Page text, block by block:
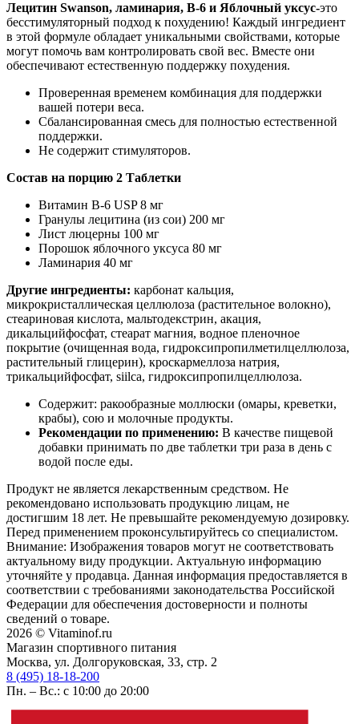
Лецитин Swanson, ламинария, B-6 и Яблочный уксус-это
бесстимуляторный подход к похудению! Каждый ингредиент
в этой формуле обладает уникальными свойствами, которые
могут помочь вам контролировать свой вес. Вместе они
обеспечивают естественную поддержку похудения.
Проверенная временем комбинация для поддержки
вашей потери веса.
Сбалансированная смесь для полностью естественной
поддержки.
Не содержит стимуляторов.
Состав на порцию 2 Таблетки
Витамин В-6 USP 8 мг
Гранулы лецитина (из сои) 200 мг
Лист люцерны 100 мг
Порошок яблочного уксуса 80 мг
Ламинария 40 мг
Другие ингредиенты: карбонат кальция,
микрокристаллическая целлюлоза (растительное волокно),
стеариновая кислота, мальтодекстрин, акация,
дикальцийфосфат, стеарат магния, водное пленочное
покрытие (очищенная вода, гидроксипропилметилцеллюлоза,
растительный глицерин), кроскармеллоза натрия,
трикальцийфосфат, siilca, гидроксипропилцеллюлоза.
Содержит: ракообразные моллюски (омары, креветки,
крабы), сою и молочные продукты.
Рекомендации по применению: В качестве пищевой
добавки принимать по две таблетки три раза в день с
водой после еды.
Продукт не является лекарственным средством. Не
рекомендовано использовать продукцию лицам, не
достигшим 18 лет. Не превышайте рекомендуемую дозировку.
Перед применением проконсультируйтесь со специалистом.
Внимание: Изображения товаров могут не соответствовать
актуальному виду продукции. Актуальную информацию
уточняйте у продавца. Данная информация предоставляется в
соответствии с требованиями законодательства Российской
Федерации для обеспечения достоверности и полноты
сведений о товаре.
2026 © Vitaminof.ru
Магазин спортивного питания
Москва, ул. Долгоруковская, 33, стр. 2
8 (495) 18-18-200
Пн. – Вс.: с 10:00 до 20:00